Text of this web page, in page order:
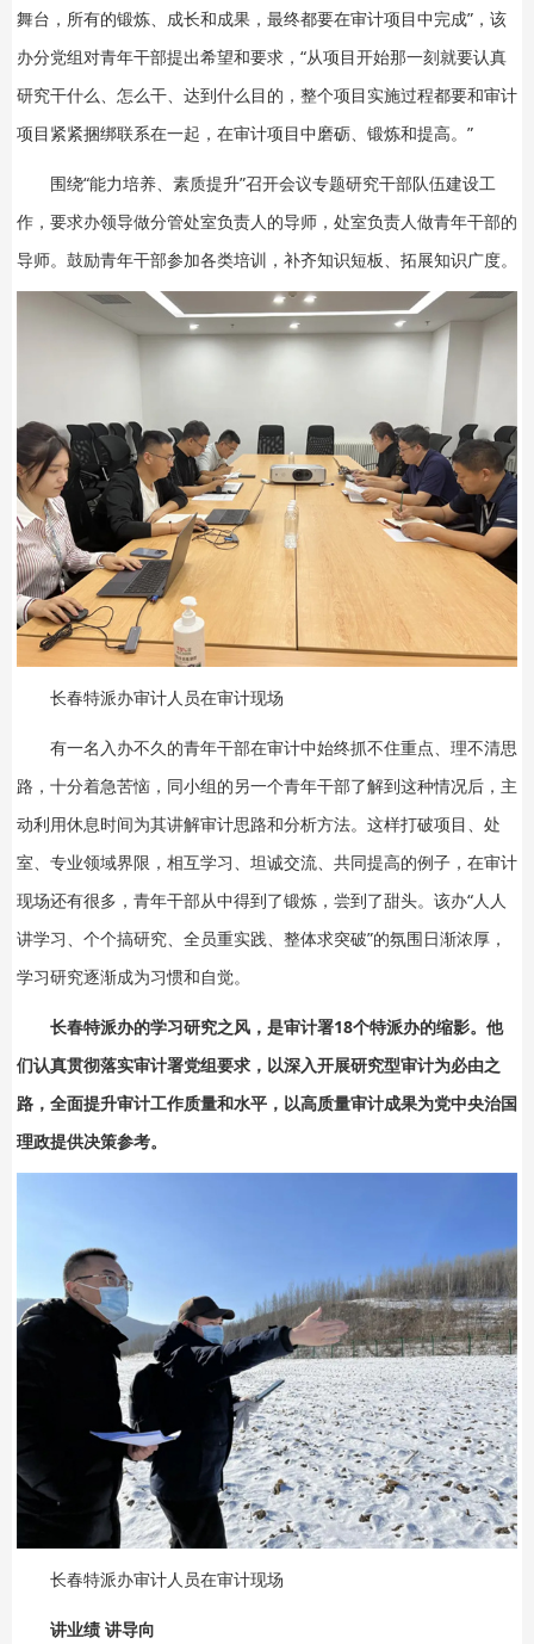
舞台，所有的锻炼、成长和成果，最终都要在审计项目中完成”，该
办分党组对青年干部提出希望和要求，“从项目开始那一刻就要认真
研究干什么、怎么干、达到什么目的，整个项目实施过程都要和审计
项目紧紧捆绑联系在一起，在审计项目中磨砺、锻炼和提高。”
围绕“能力培养、素质提升”召开会议专题研究干部队伍建设工
作，要求办领导做分管处室负责人的导师，处室负责人做青年干部的
导师。鼓励青年干部参加各类培训，补齐知识短板、拓展知识广度。
长春特派办审计人员在审计现场
有一名入办不久的青年干部在审计中始终抓不住重点、理不清思
路，十分着急苦恼，同小组的另一个青年干部了解到这种情况后，主
动利用休息时间为其讲解审计思路和分析方法。这样打破项目、处
室、专业领域界限，相互学习、坦诚交流、共同提高的例子，在审计
现场还有很多，青年干部从中得到了锻炼，尝到了甜头。该办“人人
讲学习、个个搞研究、全员重实践、整体求突破”的氛围日渐浓厚，
学习研究逐渐成为习惯和自觉。
长春特派办的学习研究之风，是审计署18个特派办的缩影。他
们认真贯彻落实审计署党组要求，以深入开展研究型审计为必由之
路，全面提升审计工作质量和水平，以高质量审计成果为党中央治国
理政提供决策参考。
长春特派办审计人员在审计现场
讲业绩 讲导向